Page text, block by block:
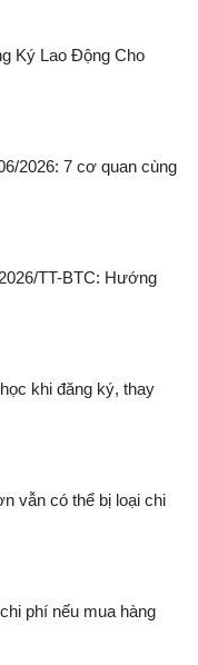
Ký Lao Động Cho
2026: 7 cơ quan cùng
TT-BTC: Hướng
khi đăng ký, thay
vẫn có thể bị loại chi
phí nếu mua hàng